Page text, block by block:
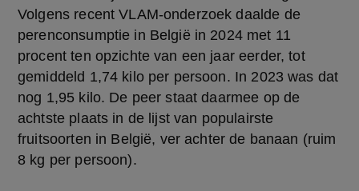
Volgens recent VLAM-onderzoek daalde de
perenconsumptie in België in 2024 met 11
procent ten opzichte van een jaar eerder, tot
gemiddeld 1,74 kilo per persoon. In 2023 was dat
nog 1,95 kilo. De peer staat daarmee op de
achtste plaats in de lijst van populairste
fruitsoorten in België, ver achter de banaan (ruim
8 kg per persoon).